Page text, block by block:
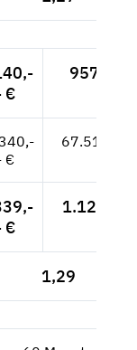
€
957,98 €
€
67.512,61
€
1.125,21
1,29